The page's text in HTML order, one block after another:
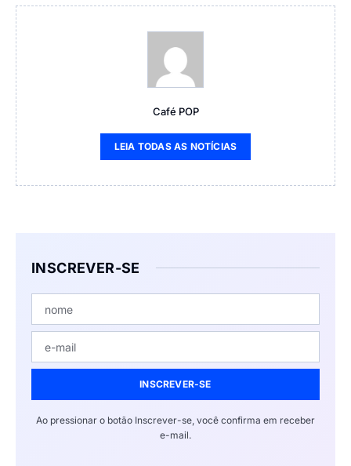
Café POP
LEIA TODAS AS NOTÍCIAS
INSCREVER-SE
INSCREVER-SE
Ao pressionar o botão Inscrever-se, você confirma em receber
e-mail.